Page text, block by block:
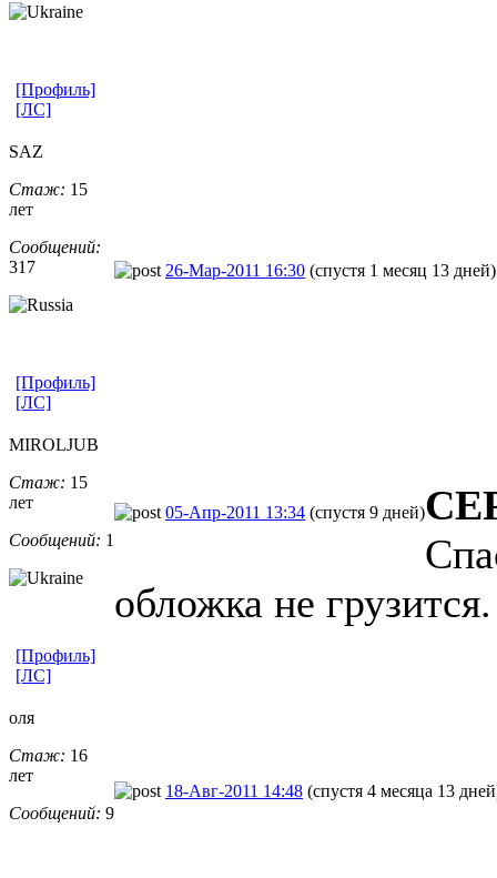
[Профиль]
[ЛС]
SAZ
Стаж: 15
лет
Сообщений:
317
26-Мар-2011 16:30 (спустя 1 месяц 13 дней)
[Профиль]
[ЛС]
MIROLJUB
Стаж: 15
лет
Сообщений: 1
05-Апр-2011 13:34 (спустя 9 дней)
обложка не грузится.
[Профиль]
[ЛС]
оля
Стаж: 16
лет
Сообщений: 9
18-Авг-2011 14:48 (спустя 4 месяца 13